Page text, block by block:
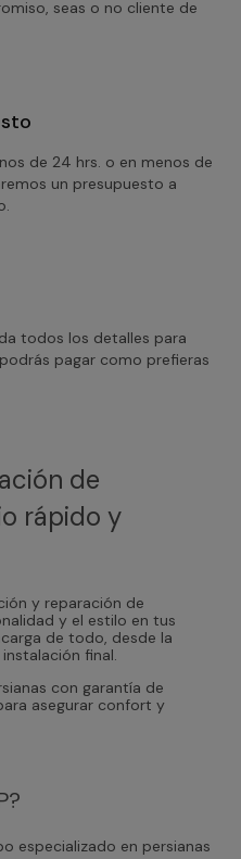
seas o no cliente de
de 24 hrs. o en menos de
un presupuesto a
todos los detalles para
pagar como prefieras
de
rápido y
y reparación de
y el estilo en tus
de todo, desde la
final.
con garantía de
asegurar confort y
especializado en persianas